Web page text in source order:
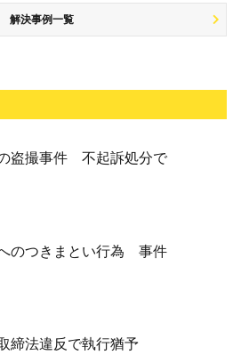
使
反
安や悩み
解決事例一覧
盗撮事件 不起訴処分で
のつきまとい行為 事件
締法違反で執行猶予